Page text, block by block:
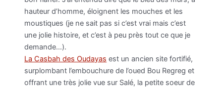
hauteur d’homme, éloignent les mouches et les
moustiques (je ne sait pas si c’est vrai mais c’est
une jolie histoire, et c’est à peu près tout ce que je
demande…).
La Casbah des Oudayas est un ancien site fortifié,
surplombant l’embouchure de l’oued Bou Regreg et
offrant une très jolie vue sur Salé, la petite soeur de